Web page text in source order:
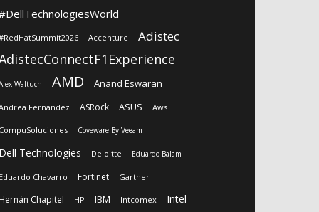
Accenture Adistec
Waltuch AMD Anand Eswaran
Fernandez ASRock ASUS Aws
Coveware By Veeam
Technologies Deloitte Eduardo Balam
Chavarro Fortinet Gartner
Chapitel HP IBM Intcomex Intel